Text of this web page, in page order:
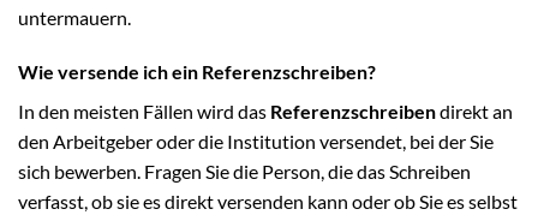
untermauern.
Wie versende ich ein Referenzschreiben?
In den meisten Fällen wird das Referenzschreibendirekt an
den Arbeitgeber oder die Institution versendet, bei der Sie
sich bewerben. Fragen Sie die Person, die das Schreiben
verfasst, ob sie es direkt versenden kann oder ob Sie es selbst